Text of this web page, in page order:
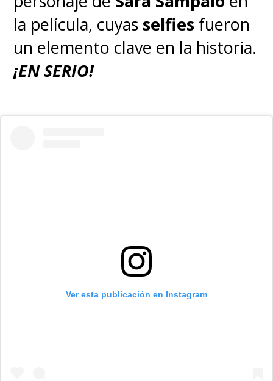
la película, cuyas selfies fueron
un elemento clave en la historia.
¡EN SERIO!
Ver esta publicación en Instagram